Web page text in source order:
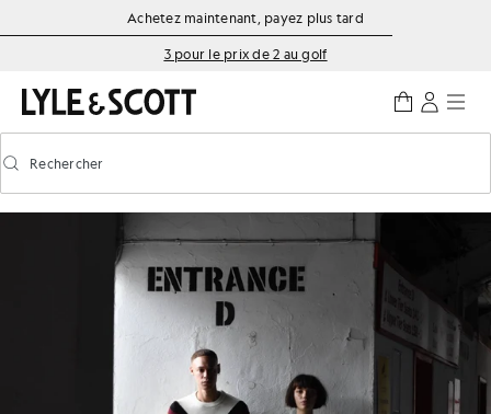
Aller directement au contenu principal
Informations sur l'accessibilité
Achetez maintenant, payez plus tard
3 pour le prix de 2 au golf
Activer/désactiver la recherche prédictive
Rechercher